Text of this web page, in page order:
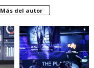
Más del autor